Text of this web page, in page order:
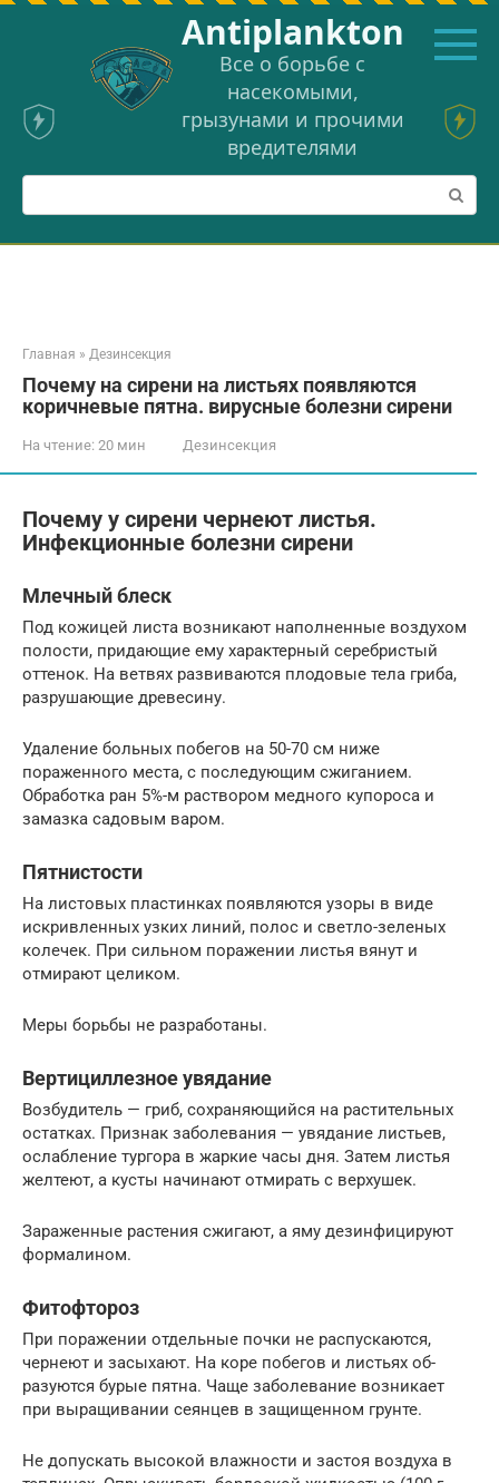
Перейти
Аntiplankton
Все о борьбе с
насекомыми,
грызунами и прочими
вредителями
Поиск:
Главная » Дезинсекция
Почему на сирени на листьях появляются
коричневые пятна. вирусные болезни сирени
На чтение: 20 мин Дезинсекция
Почему у сирени чернеют листья.
Инфекционные болезни сирени
Млечный блеск
Под кожицей листа возникают наполненные воздухом
полости, придающие ему характерный серебристый
оттенок. На ветвях развиваются плодовые тела гриба,
разрушающие древесину.
Удаление больных побегов на 50-70 см ниже
пораженного места, с последующим сжиганием.
Обработка ран 5%-м раствором медного купороса и
замазка садовым варом.
Пятнистости
На листовых пластинках появ­ляются узоры в виде
искривленных узких линий, полос и свет­ло-зеленых
колечек. При сильном поражении листья вянут и
отмирают целиком.
Меры борьбы не разработаны.
Вертициллезное увядание
Возбудитель — гриб, сохра­няющийся на растительных
остатках. Признак заболевания — увядание листьев,
ослабление тургора в жаркие часы дня. Затем листья
желтеют, а кусты начинают отмирать с верхушек.
Зараженные растения сжигают, а яму де­зинфицируют
формалином.
Фитофтороз
При поражении отдельные почки не рас­пускаются,
чернеют и засыхают. На коре побегов и листьях об­
разуются бурые пятна. Чаще заболевание возникает
при выра­щивании сеянцев в защищенном грунте.
Не допускать высокой влажности и застоя воздуха в